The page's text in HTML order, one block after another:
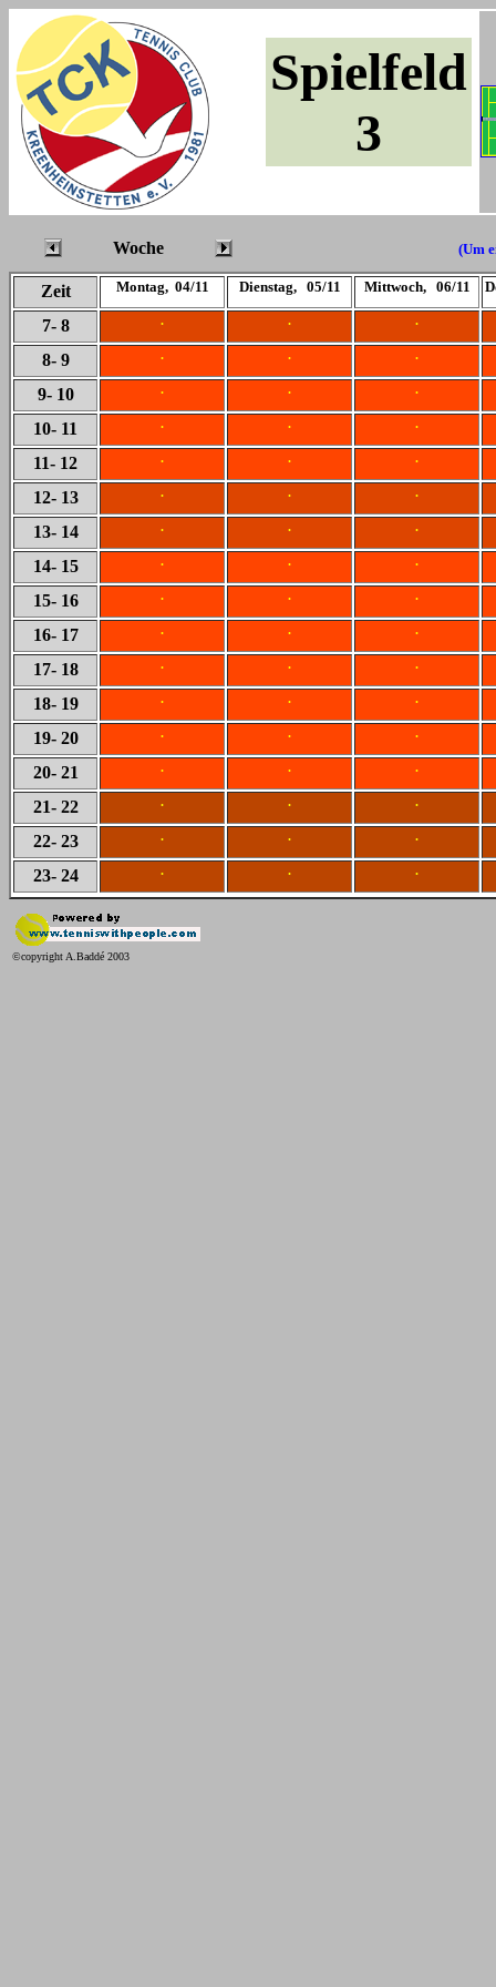
Spielfeld
3
Woche (Um
Zeit Montag, 04/11 Dienstag, 05/11 Mittwoch, 06/11
7- 8 . . .
8- 9 . . .
9- 10 . . .
10- 11 . . .
11- 12 . . .
12- 13 . . .
13- 14 . . .
14- 15 . . .
15- 16 . . .
16- 17 . . .
17- 18 . . .
18- 19 . . .
19- 20 . . .
20- 21 . . .
21- 22 . . .
22- 23 . . .
23- 24 . . .
©copyright A.Baddé 2003